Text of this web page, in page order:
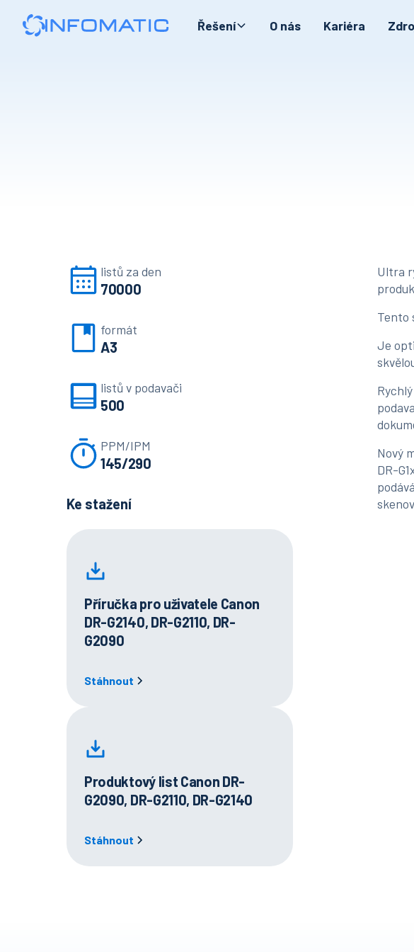
Řešení O nás Kariéra
listů za den
70000
formát
A3
listů v podavači
500
PPM/IPM
145/290
Ke stažení
Příručka pro uživatele Canon
DR-G2140, DR-G2110, DR-
G2090
Stáhnout
Produktový list Canon DR-
G2090, DR-G2110, DR-G2140
Stáhnout
Ultra
Tento
Je
Nový
DR-